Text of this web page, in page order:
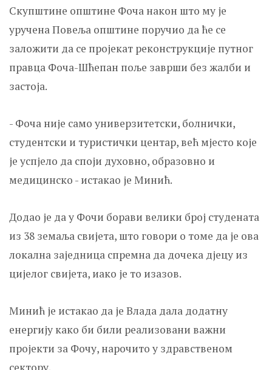
Скупштине општине Фоча након што му је
уручена Повеља општине поручио да ће се
заложити да се пројекат реконструкције путног
правца Фоча-Шћепан поље заврши без жалби и
застоја.
- Фоча није само универзитетски, болнички,
студентски и туристички центар, већ мјесто које
је успјело да споји духовно, образовно и
медицинско - истакао је Минић.
Додао је да у Фочи борави велики број студената
из 38 земаља свијета, што говори о томе да је ова
локална заједница спремна да дочека дјецу из
цијелог свијета, иако је то изазов.
Минић је истакао да је Влада дала додатну
енергију како би били реализовани важни
пројекти за Фочу, нарочито у здравственом